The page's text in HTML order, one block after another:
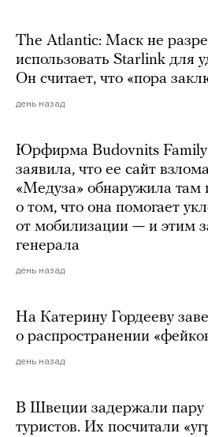
The Atlantic: Маск не
использовать Starlink для
Он считает, что «пора
день назад
Юрфирма Budovnits Family
заявила, что ее сайт
«Медуза» обнаружила
о том, что она помогает
от мобилизации — и этим
генерала
день назад
На Катерину Гордееву
о распространении
день назад
В Швеции задержали пару
туристов. Их посчитали